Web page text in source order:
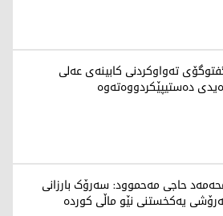
تەواوكردنی كابینەی عەلی
دەستیپێكردووەتەوە
حاجی مەحموود: سەرۆک بارزانی
یەکخستنی نێو ماڵی کوردە